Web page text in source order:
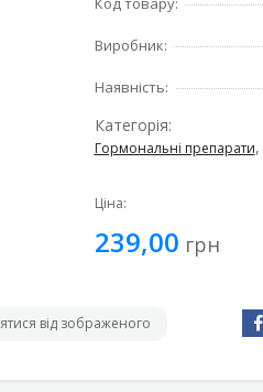
Виробник:
Наявність:
Категорія:
Гормональні препарати,
Ціна:
239,00 грн
від зображеного